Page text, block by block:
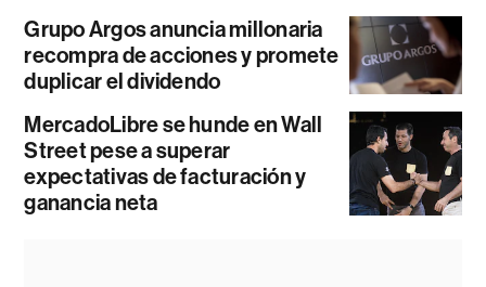
Grupo Argos anuncia millonaria
recompra de acciones y promete
duplicar el dividendo
MercadoLibre se hunde en Wall
Street pese a superar
expectativas de facturación y
ganancia neta